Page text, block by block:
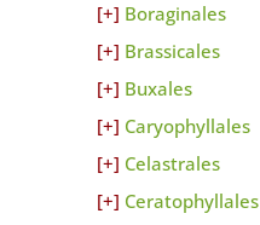
Boraginales
Brassicales
Buxales
Caryophyllales
Celastrales
Ceratophyllales